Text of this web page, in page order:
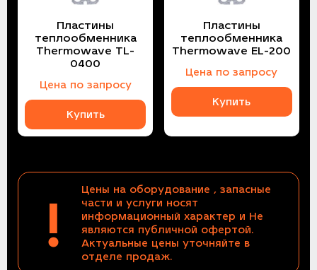
Пластины
теплообменника
Thermowave TL-
0400
Цена по запросу
Купить
Пластины
теплообменника
Thermowave EL-200
Цена по запросу
Купить
!
Цены на оборудование , запасные
части и услуги носят
информационный характер и Не
являются публичной офертой.
Актуальные цены уточняйте в
отделе продаж.